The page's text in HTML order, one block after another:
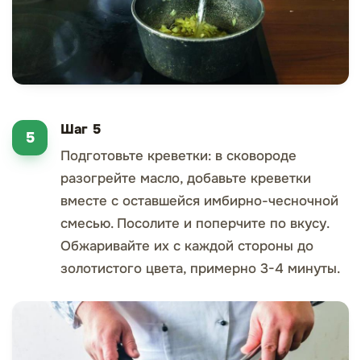
Шаг 5
Подготовьте креветки: в сковороде
разогрейте масло, добавьте креветки
вместе с оставшейся имбирно-чесночной
смесью. Посолите и поперчите по вкусу.
Обжаривайте их с каждой стороны до
золотистого цвета, примерно 3-4 минуты.